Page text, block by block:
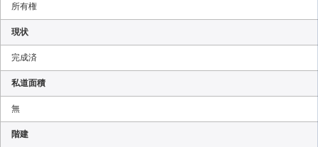
所有権
現状
完成済
私道面積
無
階建